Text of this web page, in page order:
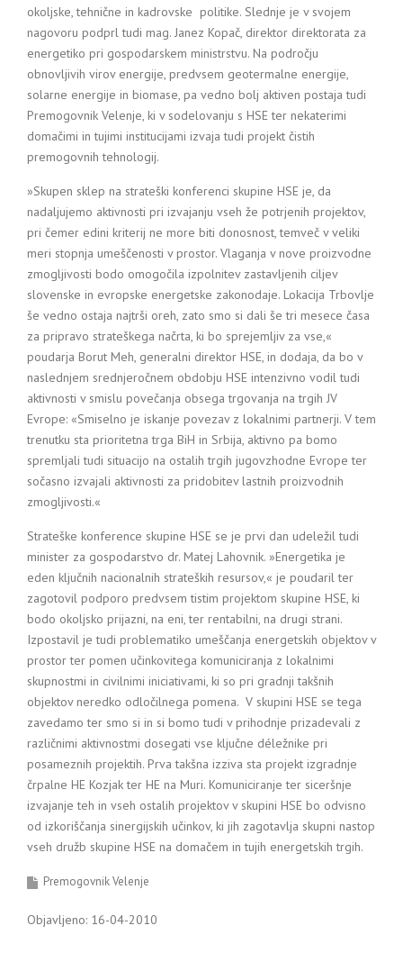
okoljske, tehnične in kadrovske politike. Slednje je v svojem
nagovoru podprl tudi mag. Janez Kopač, direktor direktorata za
energetiko pri gospodarskem ministrstvu. Na področju
obnovljivih virov energije, predvsem geotermalne energije,
solarne energije in biomase, pa vedno bolj aktiven postaja tudi
Premogovnik Velenje, ki v sodelovanju s HSE ter nekaterimi
domačimi in tujimi institucijami izvaja tudi projekt čistih
premogovnih tehnologij.
»Skupen sklep na strateški konferenci skupine HSE je, da
nadaljujemo aktivnosti pri izvajanju vseh že potrjenih projektov,
pri čemer edini kriterij ne more biti donosnost, temveč v veliki
meri stopnja umeščenosti v prostor. Vlaganja v nove proizvodne
zmogljivosti bodo omogočila izpolnitev zastavljenih ciljev
slovenske in evropske energetske zakonodaje. Lokacija Trbovlje
še vedno ostaja najtrši oreh, zato smo si dali še tri mesece časa
za pripravo strateškega načrta, ki bo sprejemljiv za vse,«
poudarja Borut Meh, generalni direktor HSE, in dodaja, da bo v
naslednjem srednjeročnem obdobju HSE intenzivno vodil tudi
aktivnosti v smislu povečanja obsega trgovanja na trgih JV
Evrope: «Smiselno je iskanje povezav z lokalnimi partnerji. V tem
trenutku sta prioritetna trga BiH in Srbija, aktivno pa bomo
spremljali tudi situacijo na ostalih trgih jugovzhodne Evrope ter
sočasno izvajali aktivnosti za pridobitev lastnih proizvodnih
zmogljivosti.«
Strateške konference skupine HSE se je prvi dan udeležil tudi
minister za gospodarstvo dr. Matej Lahovnik. »Energetika je
eden ključnih nacionalnih strateških resursov,« je poudaril ter
zagotovil podporo predvsem tistim projektom skupine HSE, ki
bodo okoljsko prijazni, na eni, ter rentabilni, na drugi strani.
Izpostavil je tudi problematiko umeščanja energetskih objektov v
prostor ter pomen učinkovitega komuniciranja z lokalnimi
skupnostmi in civilnimi iniciativami, ki so pri gradnji takšnih
objektov neredko odločilnega pomena. V skupini HSE se tega
zavedamo ter smo si in si bomo tudi v prihodnje prizadevali z
različnimi aktivnostmi dosegati vse ključne déležnike pri
posameznih projektih. Prva takšna izziva sta projekt izgradnje
črpalne HE Kozjak ter HE na Muri. Komuniciranje ter siceršnje
izvajanje teh in vseh ostalih projektov v skupini HSE bo odvisno
od izkoriščanja sinergijskih učinkov, ki jih zagotavlja skupni nastop
vseh družb skupine HSE na domačem in tujih energetskih trgih.
Premogovnik Velenje
Objavljeno: 16-04-2010